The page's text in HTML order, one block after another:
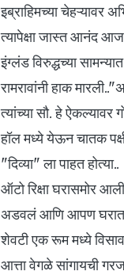
इब्राहिमच्या चेहऱ्यावर
त्यापेक्षा जास्त आनंद आज
इंग्लंड विरुद्धच्या
रामरावांनी हाक
त्यांच्या सौ. हे ऐकल्यावर
हॉल मध्ये येऊन चातक
"दिव्या" ला पाहत होत्या..
ऑटो रिक्षा घरासमोर
अडवलं आणि आपण घरात
शेवटी एक रूम मध्ये
आत्ता वेगळे सांगायची गरज